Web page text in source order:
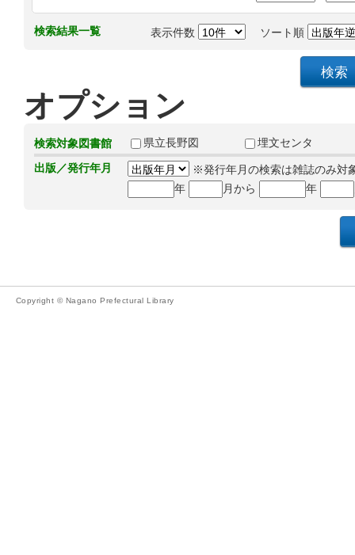
検索結果一覧 表示件数 ソート順
オプション
検索対象図書館 県立長野図
埋文センタ
出版／発行年月
※発行年月の検索は雑誌のみ対
年
月から 年
Copyright © Nagano Prefectural Library